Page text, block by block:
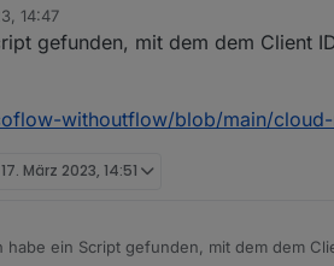
14:47
gefunden, mit dem dem Client
withoutflow/blob/main/
17. März 2023, 14:51
habe ein Script gefunden, mit dem dem